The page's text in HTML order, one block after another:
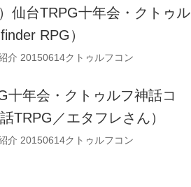
仙台TRPG十年会・クトゥル
RPG）
介 20150614クトゥルフコン
十年会・クトゥルフ神話コ
／エタフレさん）
介 20150614クトゥルフコン